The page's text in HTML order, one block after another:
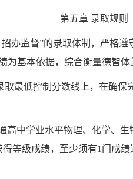
第五章 录取规则
办监督”的录取体制，严格
基本依据，综合衡量德智体
最低控制分数线上，在确
高中学业水平物理、化学、生
等级成绩，至少须有1 门成绩